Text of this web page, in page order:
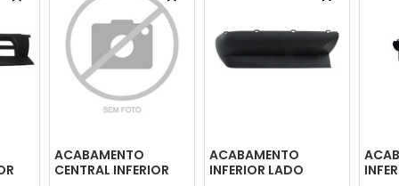
ACABAMENTO
CENTRAL INFERIOR
ACABAMENTO
INFERIOR LADO